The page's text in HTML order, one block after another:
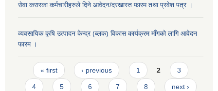
सेवा करारका कर्मचारीहरुले दिने आवेदन/दरखास्त फारम तथा प्रवेश पत्र ।
व्यवसायिक कृषि उत्पादन केन्द्र (ब्लक) विकास कार्यक्रम माँगको लागि आवेदन
फारम ।
Pages
« first ‹ previous 1 2 3
4 5 6 7 8 next ›